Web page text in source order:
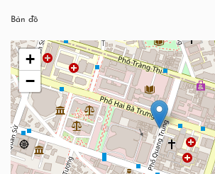
Bản đồ
+
−